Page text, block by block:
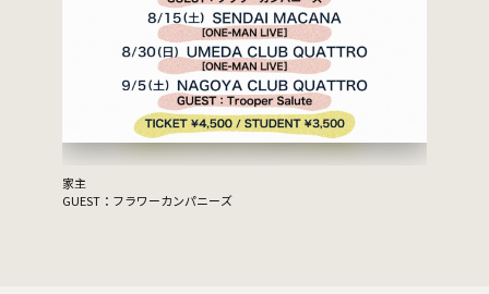
家主
GUEST：フラワーカンパニーズ